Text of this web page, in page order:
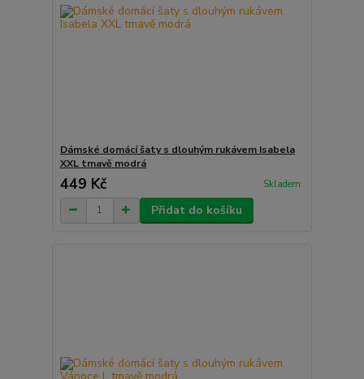
Dámské domácí šaty s dlouhým rukávem Isabela
XXL tmavě modrá
449 Kč Skladem
Přidat do košíku